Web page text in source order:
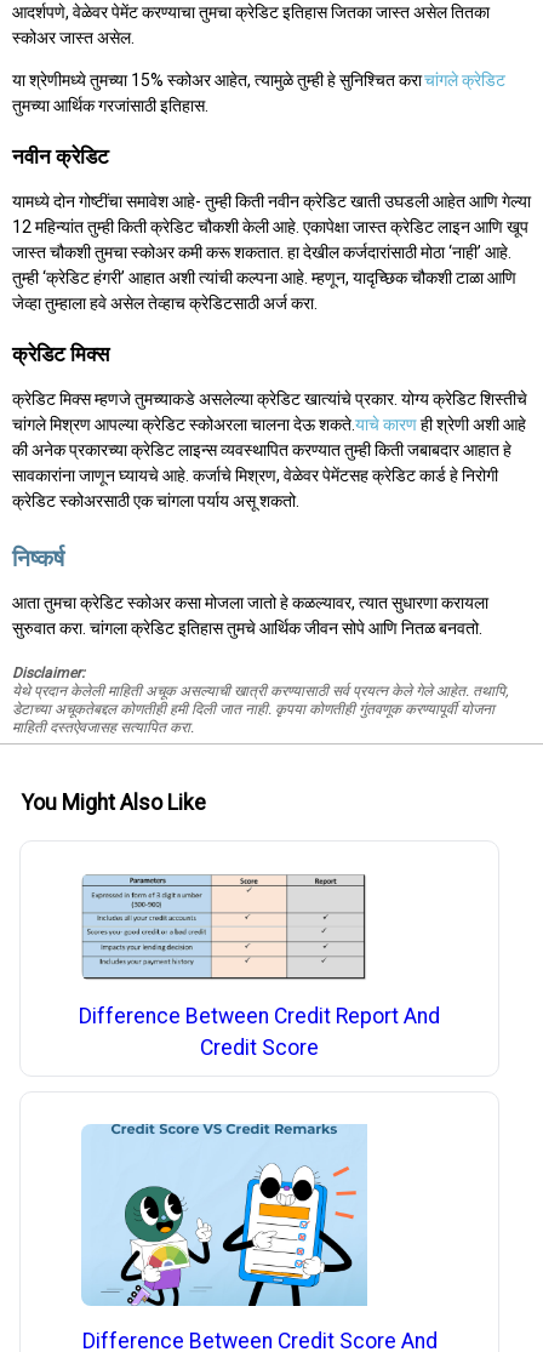
आदर्शपणे, वेळेवर पेमेंट करण्याचा तुमचा क्रेडिट इतिहास जितका जास्त असेल तितका
स्कोअर जास्त असेल.
या श्रेणीमध्ये तुमच्या 15% स्कोअर आहेत, त्यामुळे तुम्ही हे सुनिश्चित कराचांगले क्रेडिट
तुमच्या आर्थिक गरजांसाठी इतिहास.
नवीन क्रेडिट
यामध्ये दोन गोष्टींचा समावेश आहे- तुम्ही किती नवीन क्रेडिट खाती उघडली आहेत आणि गेल्या
12 महिन्यांत तुम्ही किती क्रेडिट चौकशी केली आहे. एकापेक्षा जास्त क्रेडिट लाइन आणि खूप
जास्त चौकशी तुमचा स्कोअर कमी करू शकतात. हा देखील कर्जदारांसाठी मोठा ‘नाही’ आहे.
तुम्ही ‘क्रेडिट हंगरी’ आहात अशी त्यांची कल्पना आहे. म्हणून, यादृच्छिक चौकशी टाळा आणि
जेव्हा तुम्हाला हवे असेल तेव्हाच क्रेडिटसाठी अर्ज करा.
क्रेडिट मिक्स
क्रेडिट मिक्स म्हणजे तुमच्याकडे असलेल्या क्रेडिट खात्यांचे प्रकार. योग्य क्रेडिट शिस्तीचे
चांगले मिश्रण आपल्या क्रेडिट स्कोअरला चालना देऊ शकते.याचे कारणही श्रेणी अशी आहे
की अनेक प्रकारच्या क्रेडिट लाइन्स व्यवस्थापित करण्यात तुम्ही किती जबाबदार आहात हे
सावकारांना जाणून घ्यायचे आहे. कर्जाचे मिश्रण, वेळेवर पेमेंटसह क्रेडिट कार्ड हे निरोगी
क्रेडिट स्कोअरसाठी एक चांगला पर्याय असू शकतो.
निष्कर्ष
आता तुमचा क्रेडिट स्कोअर कसा मोजला जातो हे कळल्यावर, त्यात सुधारणा करायला
सुरुवात करा. चांगला क्रेडिट इतिहास तुमचे आर्थिक जीवन सोपे आणि नितळ बनवतो.
Disclaimer:
येथे प्रदान केलेली माहिती अचूक असल्याची खात्री करण्यासाठी सर्व प्रयत्न केले गेले आहेत. तथापि,
डेटाच्या अचूकतेबद्दल कोणतीही हमी दिली जात नाही. कृपया कोणतीही गुंतवणूक करण्यापूर्वी योजना
माहिती दस्तऐवजासह सत्यापित करा.
You Might Also Like
Difference Between Credit Report And
Credit Score
Difference Between Credit Score And